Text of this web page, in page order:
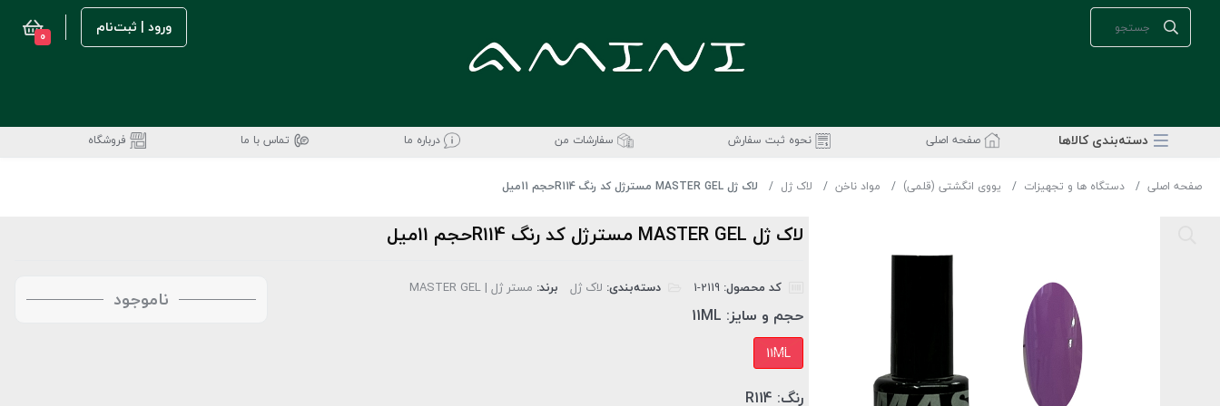
ورود | ثبت‌نام 0
دسته‌بندی‌ کالاها صفحه اصلی نحوه ثبت سفارش سفارشات من درباره ما تماس با ما فروشگاه
صفحه اصلی دستگاه ها و تجهیزات یووی انگشتی (قلمی) مواد ناخن لاک ژل لاک ژل MASTER GEL مسترژل کد رنگ R114حجم 11میل
لاک ژل MASTER GEL مسترژل کد رنگ R114حجم 11میل
کد محصول: دسته‌بندی: لاک ژل برند: مستر ژل | MASTER GEL
حجم و سایز: 11ML
11ML
رنگ: R114
ناموجود